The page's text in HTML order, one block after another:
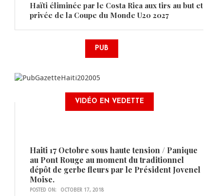
Haïti éliminée par le Costa Rica aux tirs au but et
privée de la Coupe du Monde U20 2027
PUB
VIDÉO EN VEDETTE
Haiti 17 Octobre sous haute tension / Panique
au Pont Rouge au moment du traditionnel
dépôt de gerbe fleurs par le Président Jovenel
Moise.
POSTED ON: OCTOBER 17, 2018